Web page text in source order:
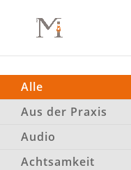
Alle
Aus der Praxis
Audio
Achtsamkeit